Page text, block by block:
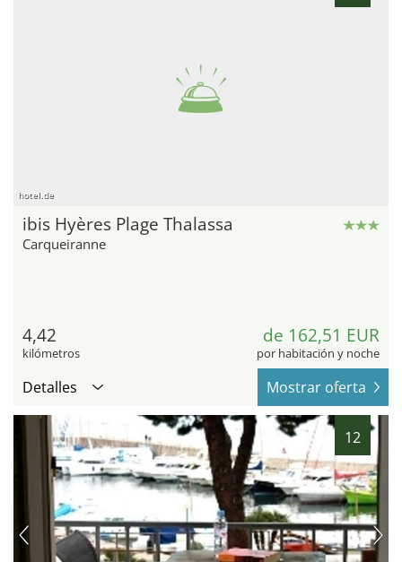
hotel.de
ibis Hyères Plage Thalassa
Carqueiranne
4,42
kilómetros
de 162,51 EUR
por habitación y noche
Detalles Mostrar oferta
12